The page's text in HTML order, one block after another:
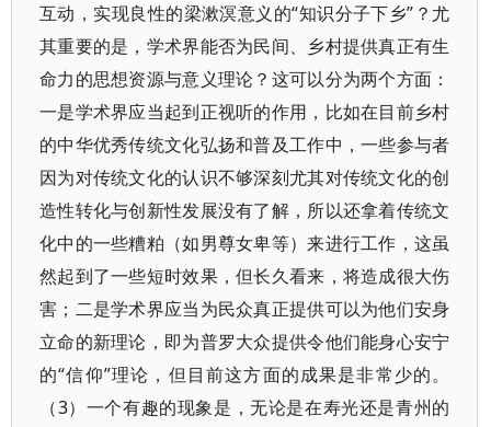
互动，实现良性的梁漱溟意义的“知识分子下乡”？尤
其重要的是，学术界能否为民间、乡村提供真正有生
命力的思想资源与意义理论？这可以分为两个方面：
一是学术界应当起到正视听的作用，比如在目前乡村
的中华优秀传统文化弘扬和普及工作中，一些参与者
因为对传统文化的认识不够深刻尤其对传统文化的创
造性转化与创新性发展没有了解，所以还拿着传统文
化中的一些糟粕（如男尊女卑等）来进行工作，这虽
然起到了一些短时效果，但长久看来，将造成很大伤
害；二是学术界应当为民众真正提供可以为他们安身
立命的新理论，即为普罗大众提供令他们能身心安宁
的“信仰”理论，但目前这方面的成果是非常少的。
（3）一个有趣的现象是，无论是在寿光还是青州的